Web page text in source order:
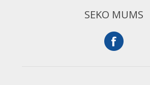
SEKO MUMS